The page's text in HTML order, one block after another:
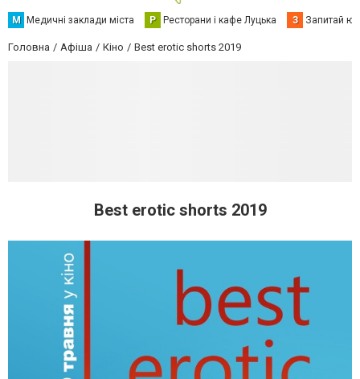
М Медичні заклади міста Р Ресторани і кафе Луцька З Запитай
Головна Афіша Кіно Best erotic shorts 2019
Best erotic shorts 2019